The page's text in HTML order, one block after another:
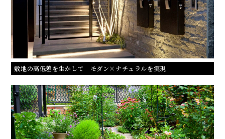
敷地の高低差を生かして モダン×ナチュラルを実現